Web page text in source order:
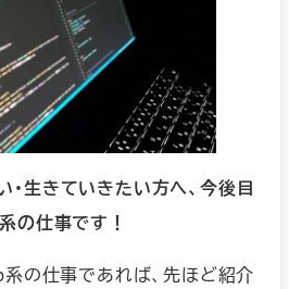
生きていきたい方へ、今後目
の仕事です！
の仕事であれば、先ほど紹介